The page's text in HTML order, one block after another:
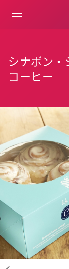
シナボン・
コーヒー